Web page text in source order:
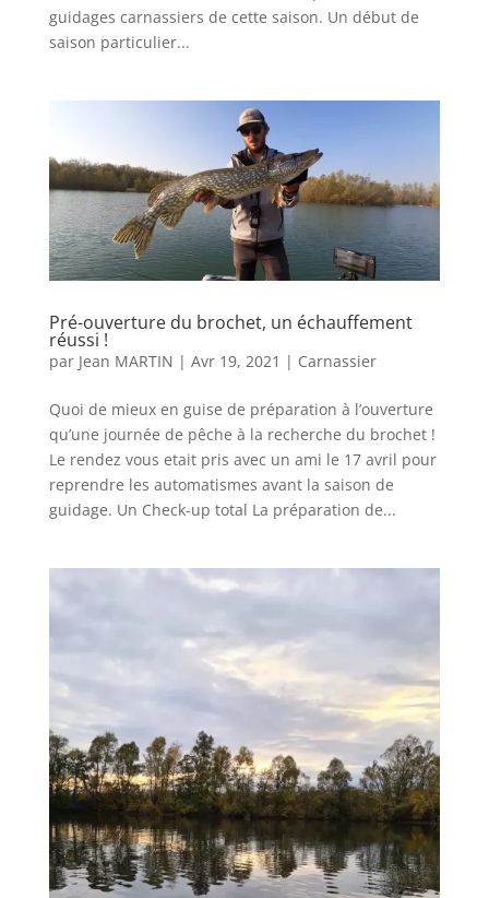
guidages carnassiers de cette saison. Un début de
saison particulier...
Pré-ouverture du brochet, un échauffement
réussi !
par Jean MARTIN | Avr 19, 2021 | Carnassier
Quoi de mieux en guise de préparation à l’ouverture
qu’une journée de pêche à la recherche du brochet !
Le rendez vous etait pris avec un ami le 17 avril pour
reprendre les automatismes avant la saison de
guidage. Un Check-up total La préparation de...